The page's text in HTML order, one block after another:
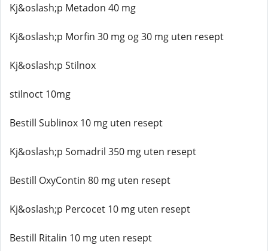
Kj&oslash;p Metadon 40 mg
Kj&oslash;p Morfin 30 mg og 30 mg uten resept
Kj&oslash;p Stilnox
stilnoct 10mg
Bestill Sublinox 10 mg uten resept
Kj&oslash;p Somadril 350 mg uten resept
Bestill OxyContin 80 mg uten resept
Kj&oslash;p Percocet 10 mg uten resept
Bestill Ritalin 10 mg uten resept